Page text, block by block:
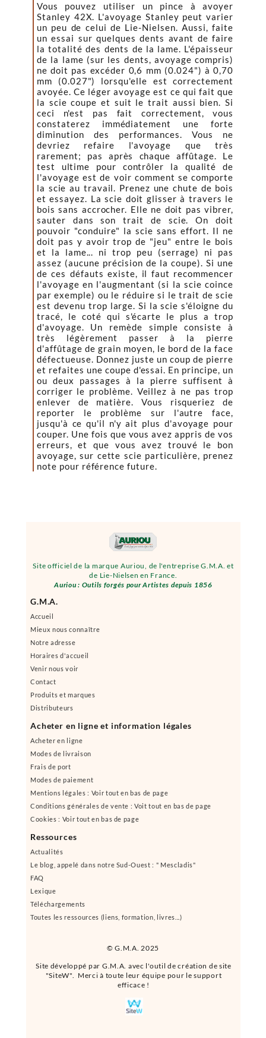
© G.M.A. 2025
Site officiel de la marque Auriou, de l'entreprise G.M.A. et
de Lie-Nielsen en France.
Auriou : Outils forgés pour Artistes depuis 1856
Site développé par G.M.A. avec l'outil de création de site
"SiteW". Merci à toute leur équipe pour le support
efficace !
G.M.A.
Accueil
Mieux nous connaître
Notre adresse
Horaires d'accueil
Venir nous voir
Contact
Produits et marques
Distributeurs
Acheter en ligne et information légales
Acheter en ligne
Modes de livraison
Frais de port
Modes de paiement
Mentions légales : Voir tout en bas de page
Conditions générales de vente : Voit tout en bas de page
Cookies : Voir tout en bas de page
Ressources
Actualités
Le blog, appelé dans notre Sud-Ouest : " Mescladis"
FAQ
Lexique
Téléchargements
Toutes les ressources (liens, formation, livres...)
Vous pouvez utiliser un pince à avoyer
Stanley 42X. L'avoyage Stanley peut varier
un peu de celui de Lie-Nielsen. Aussi, faite
un essai sur quelques dents avant de faire
la totalité des dents de la lame. L'épaisseur
de la lame (sur les dents, avoyage compris)
ne doit pas excéder 0,6 mm (0.024") à 0,70
mm (0.027") lorsqu'elle est correctement
avoyée. Ce léger avoyage est ce qui fait que
la scie coupe et suit le trait aussi bien. Si
ceci n'est pas fait correctement, vous
constaterez immédiatement une forte
diminution des performances. Vous ne
devriez refaire l'avoyage que très
rarement; pas après chaque affûtage. Le
test ultime pour contrôler la qualité de
l'avoyage est de voir comment se comporte
la scie au travail. Prenez une chute de bois
et essayez. La scie doit glisser à travers le
bois sans accrocher. Elle ne doit pas vibrer,
sauter dans son trait de scie. On doit
pouvoir "conduire" la scie sans effort. Il ne
doit pas y avoir trop de "jeu" entre le bois
et la lame... ni trop peu (serrage) ni pas
assez (aucune précision de la coupe). Si une
de ces défauts existe, il faut recommencer
l'avoyage en l'augmentant (si la scie coince
par exemple) ou le réduire si le trait de scie
est devenu trop large. Si la scie s'éloigne du
tracé, le coté qui s'écarte le plus a trop
d'avoyage. Un remède simple consiste à
très légèrement passer à la pierre
d'affûtage de grain moyen, le bord de la face
défectueuse. Donnez juste un coup de pierre
et refaites une coupe d'essai. En principe, un
ou deux passages à la pierre suffisent à
corriger le problème. Veillez à ne pas trop
enlever de matière. Vous risqueriez de
reporter le problème sur l'autre face,
jusqu'à ce qu'il n'y ait plus d'avoyage pour
couper. Une fois que vous avez appris de vos
erreurs, et que vous avez trouvé le bon
avoyage, sur cette scie particulière, prenez
note pour référence future.